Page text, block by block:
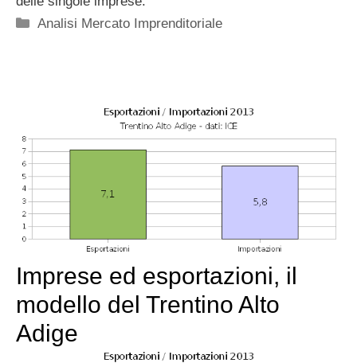
Categorie
Analisi Mercato Imprenditoriale
Imprese ed esportazioni, il
modello del Trentino Alto
Adige